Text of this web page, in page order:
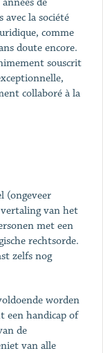
la société
comme
doute encore.
souscrit
collaboré à la
(ongeveer
van het
met een
rechtsorde.
zelfs nog
worden
een handicap of
de
van alle